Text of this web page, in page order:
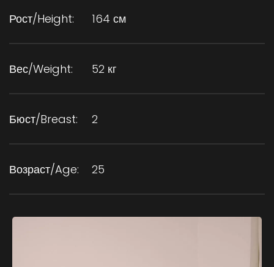
Рост/Height: 164 см
Вес/Weight: 52 кг
Бюст/Breast: 2
Возраст/Age: 25